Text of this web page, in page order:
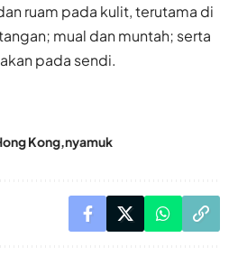
ruam pada kulit, terutama di
mual dan muntah; serta
pada sendi.
Kong nyamuk